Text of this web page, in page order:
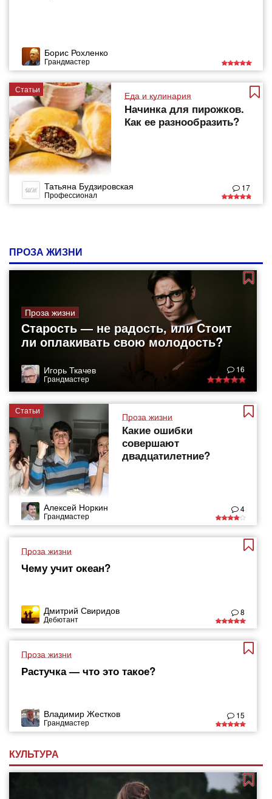
Борис Рохленко
Грандмастер
Статьи
Еда и кулинария
Начинка для пирожков.
Как ее разнообразить?
Татьяна Будзировская
Профессионал
17
ПРОЗА ЖИЗНИ
Проза жизни
Старость — не радость, или Cтоит
ли оплакивать свою молодость?
Игорь Ткачев
Грандмастер
16
Статьи
Проза жизни
Какие ошибки
совершают
двадцатилетние?
Алексей Норкин
Грандмастер
4
Проза жизни
Чему учит океан?
Дмитрий Свиридов
Дебютант
8
Проза жизни
Растучка — что это такое?
Владимир Жестков
Грандмастер
15
КУЛЬТУРА